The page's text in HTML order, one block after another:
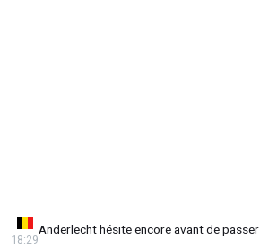
Anderlecht hésite encore avant de
18:29